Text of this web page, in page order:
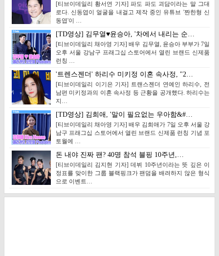
[티브이데일리 황서연 기자] 파도 파도 괴담이라는 말 그대
로다. 신동엽이 얼굴을 내걸고 제작 중인 유튜브 '짠한형 신
동엽'이 …
[TD영상] 김무열♥윤승아, '차에서 내리는 순…
[티브이데일리 채아영 기자] 배우 김무열, 윤승아 부부가 7일
오후 서울 강남구 프래그십 스토어에서 열린 브랜드 신제품
런칭 …
'트렌스젠더' 하리수 미키정 이혼 속사정, "2…
[티브이데일리 이기은 기자] 트랜스젠더 연예인 하리수, 전
남편 미키정과의 이혼 속사정 등 근황을 공개했다. 하리수는
지…
[TD영상] 김희애, '말이 필요없는 우아함&#…
[티브이데일리 채아영 기자] 배우 김희애가 7일 오후 서울 강
남구 프래그십 스토어에서 열린 브랜드 신제품 런칭 기념 포
토월에 …
돈 내야 진짜 팬? 40명 참석 블핑 10주년,…
[티브이데일리 김지현 기자] 데뷔 10주년이라는 뜻 깊은 이
정표를 맞이한 그룹 블랙핑크가 팬덤을 배려하지 않은 형식
으로 이벤트…